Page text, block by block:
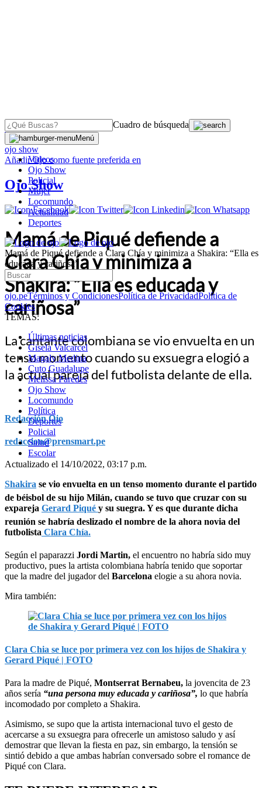
Cuadro de búsqueda
Menú
Videos
Ojo Show
Policial
Mujer
Locomundo
Actualidad
Deportes
Mamá de Piqué defiende a Clara Chía y minimiza a Shakira: “Ella es
educada y cariñosa”
ojo.peTérminos y CondicionesPolítica de PrivacidadPolítica de
Cookies
TEMAS:
Últimas noticias
Gisela Valcarcel
Magaly Medina
Cuto Guadalupe
Melissa Paredes
Ojo Show
Locomundo
Política
Deportes
Policial
Salud
Escolar
OJO
ojo show
AñadirOjocomo fuente preferida en
Ojo Show
Mamá de Piqué defiende a
Clara Chía y minimiza a
Shakira: “Ella es educada y
cariñosa”
La cantante colombiana se vio envuelta en un
tenso momento cuando su exsuegra elogió a
la actual pareja del futbolista delante de ella.
Redacción Ojo
redaccion@prensmart.pe
Actualizado el 14/10/2022, 03:17 p.m.
Shakira se vio envuelta en un tenso momento durante el partido
de béisbol de su hijo Milán, cuando se tuvo que cruzar con su
expareja Gerard Piqué y su suegra. Y es que durante dicha
reunión se habría deslizado el nombre de la ahora novia del
futbolista Clara Chía.
Según el paparazzi Jordi Martin, el encuentro no habría sido muy
productivo, pues la artista colombiana habría tenido que soportar
que la madre del jugador del Barcelona elogie a su ahora novia.
Mira también:
Clara Chia se luce por primera vez con los hijos de Shakira y
Gerard Piqué | FOTO
Para la madre de Piqué, Montserrat Bernabeu, la jovencita de 23
años sería “una persona muy educada y cariñosa”, lo que habría
incomodado por completo a Shakira.
Asimismo, se supo que la artista internacional tuvo el gesto de
acercarse a su exsuegra para ofrecerle un amistoso saludo y así
demostrar que llevan la fiesta en paz, sin embargo, la tensión se
sintió debido a que ambas habrían conversado sobre el romance de
Piqué con Clara.